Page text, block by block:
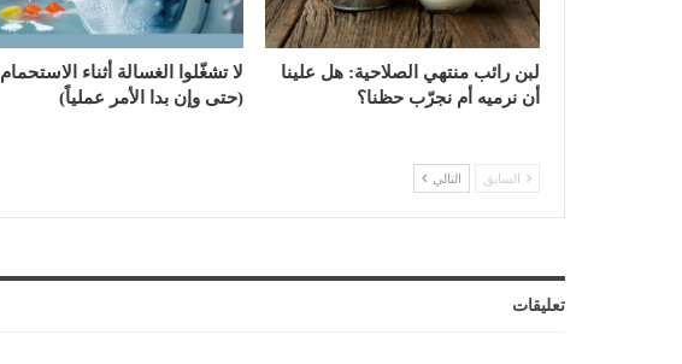
لبن رائب منتهي الصلاحية: هل علينا
أن نرميه أم نجرّب حظنا؟
لا تشغّلوا الغسالة أثناء الاستحمام
(حتى وإن بدا الأمر عملياً)
السابق التالي
تعليقات